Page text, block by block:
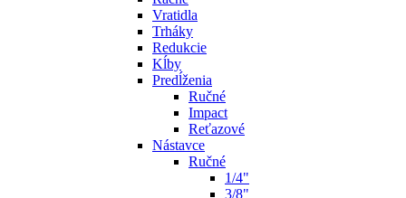
Vratidla
Trháky
Redukcie
Kĺby
Predĺženia
Ručné
Impact
Reťazové
Nástavce
Ručné
1/4"
3/8"